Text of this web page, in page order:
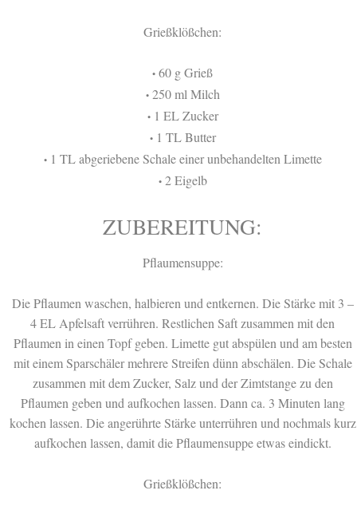
Grießklößchen:
• 60 g Grieß
•250 ml Milch
•1 EL Zucker
•1 TL Butter
•1 TL abgeriebene Schale einer unbehandelten Limette
•2 Eigelb
ZUBEREITUNG:
Pflaumensuppe:
Die Pflaumen waschen, halbieren und entkernen. Die Stärke mit 3 –
4 EL Apfelsaft verrühren. Restlichen Saft zusammen mit den
Pflaumen in einen Topf geben. Limette gut abspülen und am besten
mit einem Sparschäler mehrere Streifen dünn abschälen. Die Schale
zusammen mit dem Zucker, Salz und der Zimtstange zu den
Pflaumen geben und aufkochen lassen. Dann ca. 3 Minuten lang
kochen lassen. Die angerührte Stärke unterrühren und nochmals kurz
aufkochen lassen, damit die Pflaumensuppe etwas eindickt.
Grießklößchen: